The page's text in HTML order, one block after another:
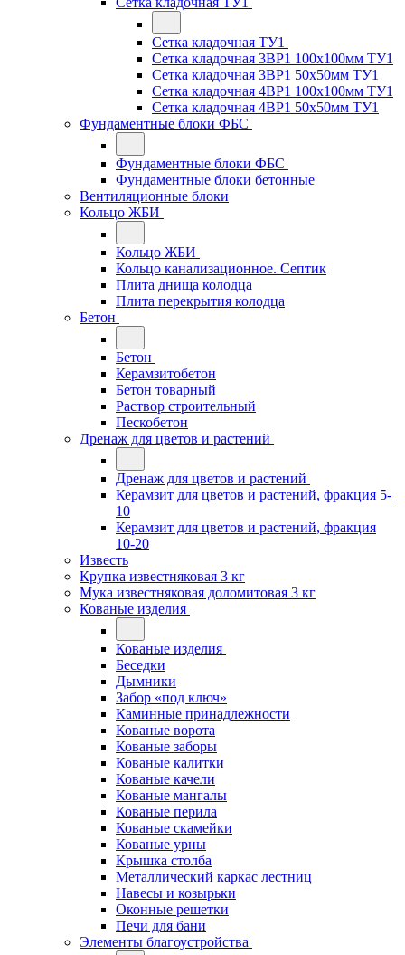
Сетка кладочная ТУ1
Сетка кладочная 3ВР1 100x100мм ТУ1
Сетка кладочная 3ВР1 50x50мм ТУ1
Сетка кладочная 4ВР1 100x100мм ТУ1
Сетка кладочная 4ВР1 50x50мм ТУ1
Фундаментные блоки ФБС
Фундаментные блоки ФБС
Фундаментные блоки бетонные
Вентиляционные блоки
Кольцо ЖБИ
Кольцо ЖБИ
Кольцо канализационное. Септик
Плита днища колодца
Плита перекрытия колодца
Бетон
Бетон
Керамзитобетон
Бетон товарный
Раствор строительный
Пескобетон
Дренаж для цветов и растений
Дренаж для цветов и растений
Керамзит для цветов и растений, фракция 5-
10
Керамзит для цветов и растений, фракция
10-20
Известь
Крупка известняковая 3 кг
Мука известняковая доломитовая 3 кг
Кованые изделия
Кованые изделия
Беседки
Дымники
Забор «под ключ»
Каминные принадлежности
Кованые ворота
Кованые заборы
Кованые калитки
Кованые качели
Кованые мангалы
Кованые перила
Кованые скамейки
Кованые урны
Крышка столба
Металлический каркас лестниц
Навесы и козырьки
Оконные решетки
Печи для бани
Элементы благоустройства